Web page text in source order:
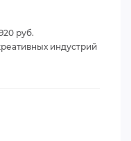
руб.
индустрий